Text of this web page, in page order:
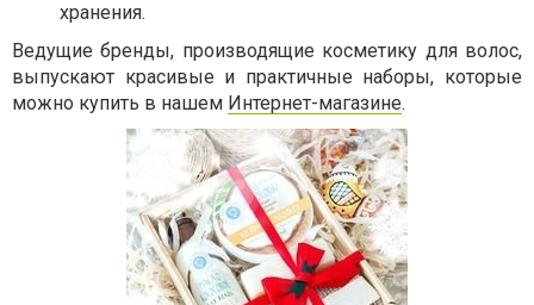
хранения.
Ведущие бренды, производящие косметику для волос,
выпускают красивые и практичные наборы, которые
можно купить в нашем Интернет-магазине.